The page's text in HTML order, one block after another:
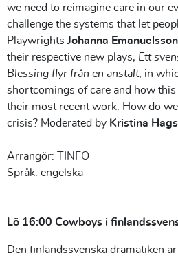
we need to reimagine care in our
challenge the systems that let
PlaywrightsJohanna Emanuelsson
their respective new plays, Ett
Blessing flyr från en anstalt, in
shortcomings of care and how
their most recent work. How do
crisis? Moderated by Kristina
Arrangör: TINFO
Språk: engelska
Lö 16:00 Cowboys i
Den finlandssvenska dramatiken